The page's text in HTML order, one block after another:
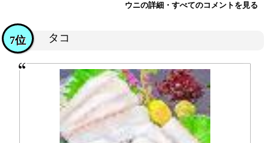
ウニの詳細・すべてのコメントを見る
タコ
7位